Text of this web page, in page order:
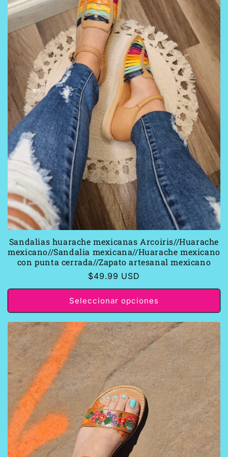
Sandalias huarache mexicanas Arcoiris//Huarache
mexicano//Sandalia mexicana//Huarache mexicano
con punta cerrada//Zapato artesanal mexicano
Precio
habitual
$49.99 USD
Seleccionar opciones